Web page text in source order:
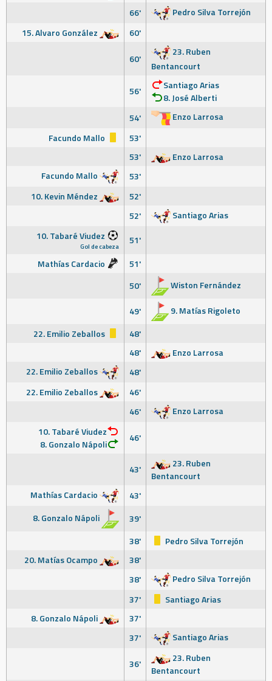
66'
Pedro Silva Torrejón
15. Alvaro González
60'
60'
23. Ruben
Bentancourt
56'
Santiago Arias
8. José Alberti
54'
Enzo Larrosa
Facundo Mallo
53'
53'
Enzo Larrosa
Facundo Mallo
53'
10. Kevin Méndez
52'
52'
Santiago Arias
10. Tabaré Viudez
Gol de cabeza
51'
Mathías Cardacio
51'
50'
Wiston Fernández
49'
9. Matías Rigoleto
22. Emilio Zeballos
48'
48'
Enzo Larrosa
22. Emilio Zeballos
48'
22. Emilio Zeballos
46'
46'
Enzo Larrosa
10. Tabaré Viudez
8. Gonzalo Nápoli
46'
43'
23. Ruben
Bentancourt
Mathías Cardacio
43'
8. Gonzalo Nápoli
39'
38'
Pedro Silva Torrejón
20. Matías Ocampo
38'
38'
Pedro Silva Torrejón
37'
Santiago Arias
8. Gonzalo Nápoli
37'
37'
Santiago Arias
36'
23. Ruben
Bentancourt